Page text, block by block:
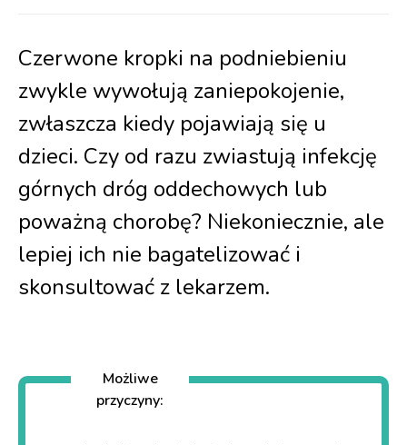
Czerwone kropki na podniebieniu
zwykle wywołują zaniepokojenie,
zwłaszcza kiedy pojawiają się u
dzieci. Czy od razu zwiastują infekcję
górnych dróg oddechowych lub
poważną chorobę? Niekoniecznie, ale
lepiej ich nie bagatelizować i
skonsultować z lekarzem.
Możliwe
przyczyny: